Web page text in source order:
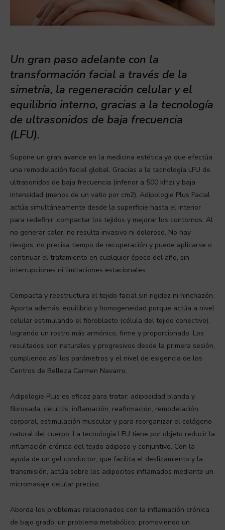
Un gran paso adelante con la
transformación facial a través de la
simetría, la regeneración celular y el
equilibrio interno, gracias a la tecnología
de ultrasonidos de baja frecuencia
(LFU).
Supone un gran avance en la medicina estética ya que efectúa
una remodelación facial global. Gracias a la tecnología LFU de
ultrasonidos de baja frecuencia (inferior a 500 kHz) y baja
intensidad (menos de un vatio por cm2), Adipologie Plus Facial
actúa simultáneamente desde la superficie hasta el interior
para redefinir, compactar los tejidos y mejorar los contornos. Al
no generar calor, no resulta invasivo ni doloroso. No hay
riesgos, no precisa tiempo de recuperación y puede aplicarse o
continuar el tratamiento en cualquier época del año, sin
interrupciones ni limitaciones estacionales.
Compacta y reestructura el tejido facial sin rigidez ni hinchazón.
Aporta además, equilibrio y homogeneidad porque actúa a nivel
celular estimulando el fibroblasto (célula del tejido conectivo),
logrando un rostro más armónico, firme y proporcionado. Los
resultados son naturales y progresivos desde la primera sesión,
cumpliendo así los parámetros y el nivel de exigencia de los
Centros de Belleza Carmen Navarro.
Adipologie Plus es eficaz para tratar: adiposidad blanda y
fibrosada, celulitis, inflamación, reafirmación, remodelación
corporal, estimulación muscular y para reorganizar el colágeno
natural del cuerpo. La tecnología LFU tiene por objeto reducir la
inflamación crónica del tejido adiposo y conjuntivo. Con la
ayuda de un gel conductor, que facilita el deslizamiento y la
transmisión, actúa sobre los adipocitos inflamados mediante un
micromasaje celular preciso.
Aborda los problemas relacionados con la inflamación crónica
de bajo grado, un problema metabólico, promoviendo un